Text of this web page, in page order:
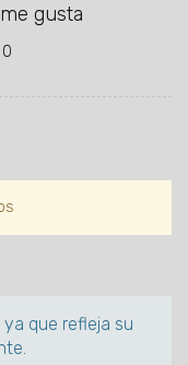
gusta
que refleja su